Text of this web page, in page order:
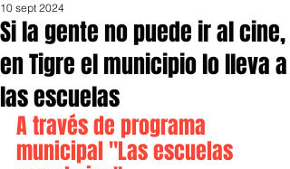
Si la gente no puede ir al cine,
en Tigre el municipio lo lleva a
las escuelas
10 sept 2024
A través de programa
municipal "Las escuelas